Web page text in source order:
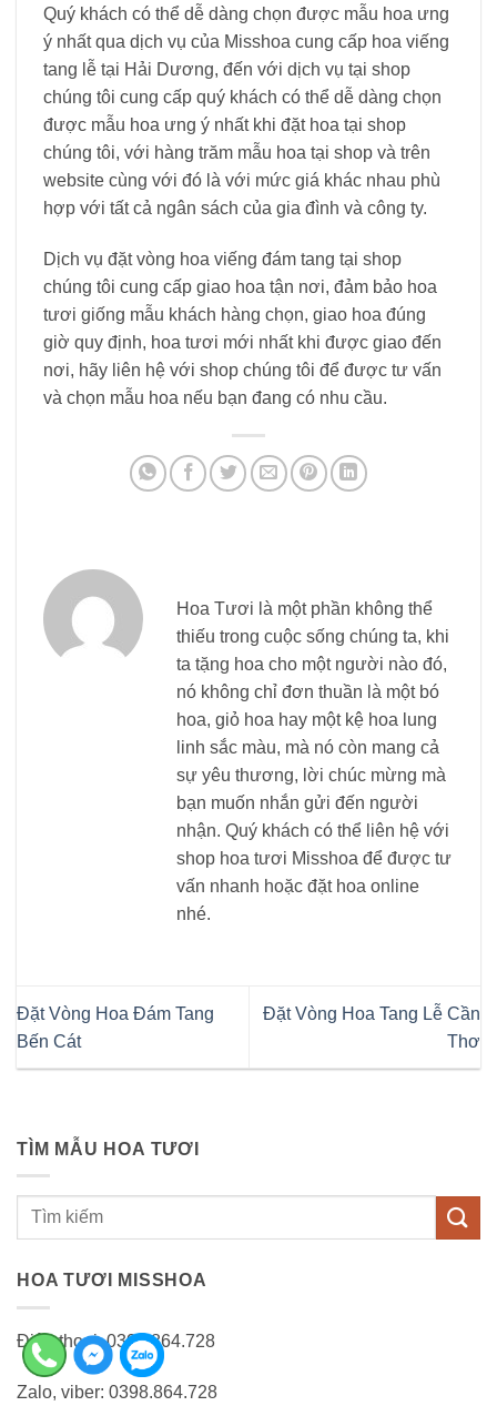
Quý khách có thể dễ dàng chọn được mẫu hoa ưng
ý nhất qua dịch vụ của Misshoa cung cấp hoa viếng
tang lễ tại Hải Dương, đến với dịch vụ tại shop
chúng tôi cung cấp quý khách có thể dễ dàng chọn
được mẫu hoa ưng ý nhất khi đặt hoa tại shop
chúng tôi, với hàng trăm mẫu hoa tại shop và trên
website cùng với đó là với mức giá khác nhau phù
hợp với tất cả ngân sách của gia đình và công ty.
Dịch vụ đặt vòng hoa viếng đám tang tại shop
chúng tôi cung cấp giao hoa tận nơi, đảm bảo hoa
tươi giống mẫu khách hàng chọn, giao hoa đúng
giờ quy định, hoa tươi mới nhất khi được giao đến
nơi, hãy liên hệ với shop chúng tôi để được tư vấn
và chọn mẫu hoa nếu bạn đang có nhu cầu.
Hoa Tươi là một phần không thể
thiếu trong cuộc sống chúng ta, khi
ta tặng hoa cho một người nào đó,
nó không chỉ đơn thuần là một bó
hoa, giỏ hoa hay một kệ hoa lung
linh sắc màu, mà nó còn mang cả
sự yêu thương, lời chúc mừng mà
bạn muốn nhắn gửi đến người
nhận. Quý khách có thể liên hệ với
shop hoa tươi Misshoa để được tư
vấn nhanh hoặc đặt hoa online
nhé.
Đặt Vòng Hoa Đám Tang
Bến Cát
Đặt Vòng Hoa Tang Lễ Cần
Thơ
TÌM MẪU HOA TƯƠI
Tìm
HOA TƯƠI MISSHOA
Điện thoại: 0398.864.728
Zalo, viber: 0398.864.728